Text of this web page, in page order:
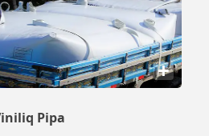
+
Pipa